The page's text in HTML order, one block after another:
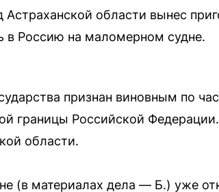
области вынес
в Россию на маломерном судне.
признан виновным по
границы Российской
области.
(в материалах дела — Б.) уже